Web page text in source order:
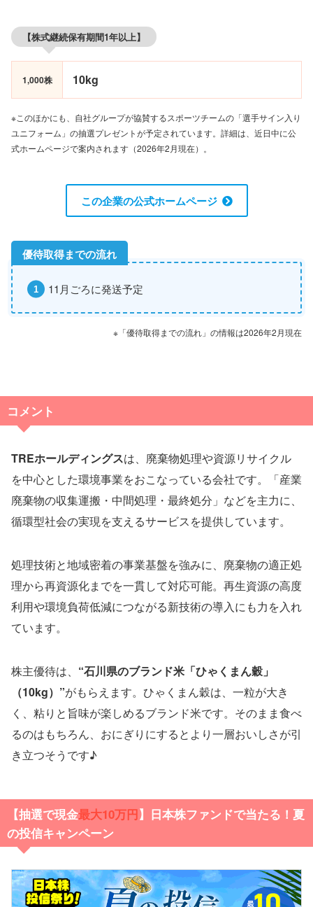
【株式継続保有期間1年以上】
1,000株 10kg
※このほかにも、自社グループが協賛するスポーツチームの「選手サイン入り
ユニフォーム」の抽選プレゼントが予定されています。詳細は、近日中に公
式ホームページで案内されます（2026年2月現在）。
この企業の公式ホームページ
11月ごろに発送予定
※「優待取得までの流れ」の情報は2026年2月現在
コメント
TREホールディングスは、廃棄物処理や資源リサイクル
を中心とした環境事業をおこなっている会社です。「産業
廃棄物の収集運搬・中間処理・最終処分」などを主力に、
循環型社会の実現を支えるサービスを提供しています。
処理技術と地域密着の事業基盤を強みに、廃棄物の適正処
理から再資源化までを一貫して対応可能。再生資源の高度
利用や環境負荷低減につながる新技術の導入にも力を入れ
ています。
株主優待は、 “石川県のブランド米「ひゃくまん穀」
（10kg）”がもらえます。ひゃくまん穀は、一粒が大き
く、粘りと旨味が楽しめるブランド米です。そのまま食べ
るのはもちろん、おにぎりにするとより一層おいしさが引
き立つそうです♪
【抽選で現金最大10万円】日本株ファンドで当たる！夏
の投信キャンペーン